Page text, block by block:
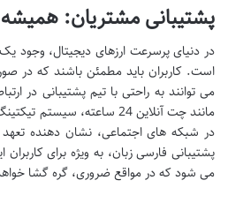
پشتیبانی مشتریان:
در دنیای پرسرعت ارزهای دیجیتال، وجود
است. کاربران باید مطمئن باشند که در
می توانند به راحتی با تیم پشتیبانی در
مانند چت آنلاین 24 ساعته،
در شبکه های اجتماعی، نشان دهنده
پشتیبانی فارسی زبان، به ویژه برای
می شود که در مواقع ضروری، گره گشا